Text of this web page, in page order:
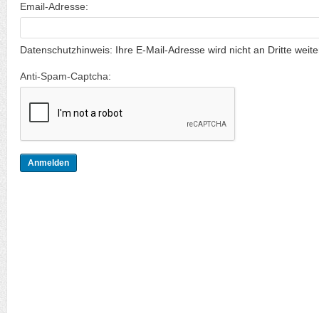
Email-Adresse:
Datenschutzhinweis: Ihre E-Mail-Adresse wird nicht an Dritte
Anti-Spam-Captcha: